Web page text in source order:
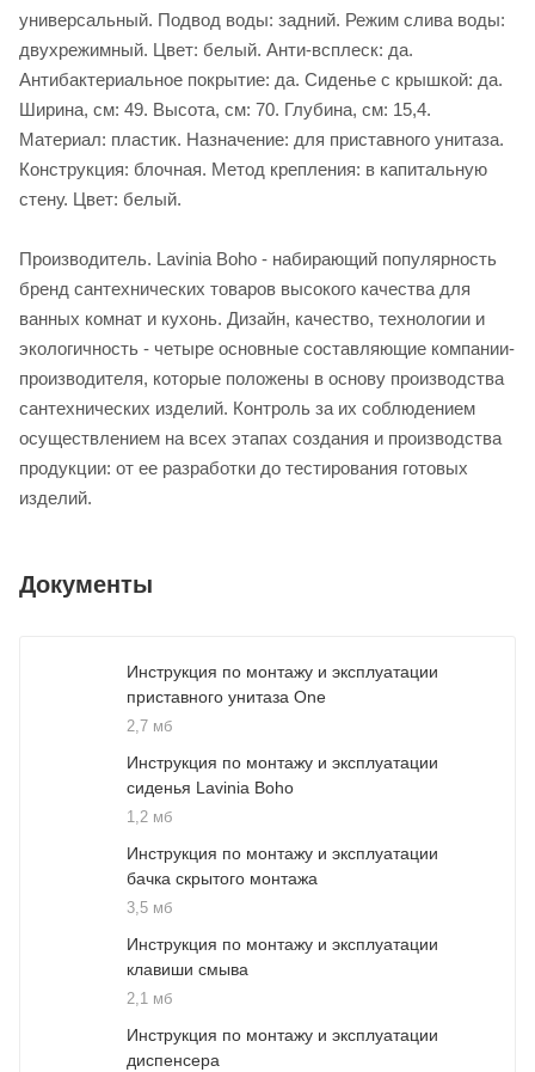
универсальный. Подвод воды: задний. Режим слива воды:
двухрежимный. Цвет: белый. Анти-всплеск: да.
Антибактериальное покрытие: да. Сиденье c крышкой: да.
Ширина, см: 49. Высота, см: 70. Глубина, см: 15,4.
Материал: пластик. Назначение: для приставного унитаза.
Конструкция: блочная. Метод крепления: в капитальную
стену. Цвет: белый.
Производитель. Lavinia Boho - набирающий популярность
бренд сантехнических товаров высокого качества для
ванных комнат и кухонь. Дизайн, качество, технологии и
экологичность - четыре основные составляющие компании-
производителя, которые положены в основу производства
сантехнических изделий. Контроль за их соблюдением
осуществлением на всех этапах создания и производства
продукции: от ее разработки до тестирования готовых
изделий.
Документы
Инструкция по монтажу и эксплуатации
приставного унитаза One
2,7 мб
Инструкция по монтажу и эксплуатации
сиденья Lavinia Boho
1,2 мб
Инструкция по монтажу и эксплуатации
бачка скрытого монтажа
3,5 мб
Инструкция по монтажу и эксплуатации
клавиши смыва
2,1 мб
Инструкция по монтажу и эксплуатации
диспенсера